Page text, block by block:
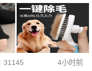
31145 4小时前